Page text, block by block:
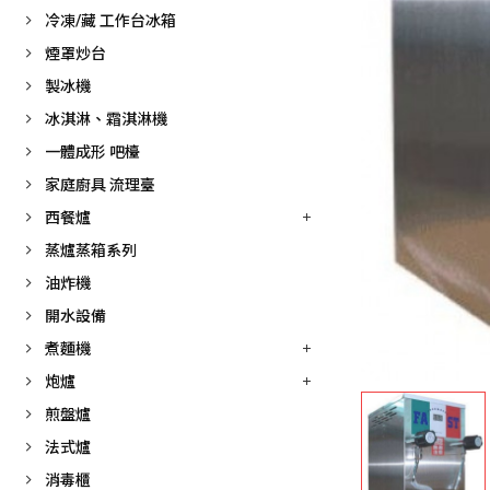
冷凍/藏 工作台冰箱
煙罩炒台
製冰機
冰淇淋、霜淇淋機
一體成形 吧檯
家庭廚具 流理臺
西餐爐
蒸爐蒸箱系列
油炸機
開水設備
煮麵機
炮爐
煎盤爐
法式爐
消毒櫃